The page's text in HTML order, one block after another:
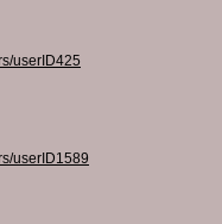
userID425
userID1589